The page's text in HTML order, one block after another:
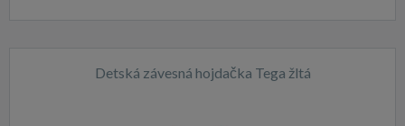
Detská závesná hojdačka Tega žltá